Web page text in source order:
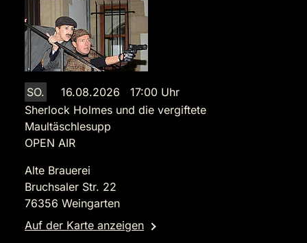
SO.
16.08.2026 17:00 Uhr
Sherlock Holmes und die vergiftete
Maultäschlesupp
OPEN AIR
Alte Brauerei
Bruchsaler Str. 22
76356 Weingarten
Auf der Karte anzeigen